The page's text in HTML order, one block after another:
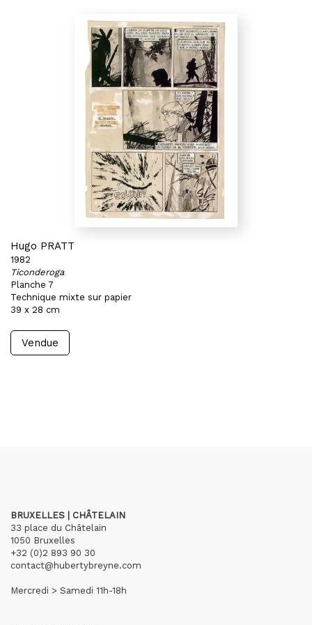
Hugo PRATT
1982
Ticonderoga
Planche 7
Technique mixte sur papier
39 x 28 cm
Vendue
BRUXELLES | CHÂTELAIN
33 place du Châtelain
1050 Bruxelles
+32 (0)2 893 90 30
contact@hubertybreyne.com
Mercredi > Samedi 11h-18h